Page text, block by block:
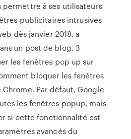
permettre à ses utilisateurs
publicitaires intrusives
dès janvier 2018, a
un post de blog. 3
les fenêtres pop up sur
bloquer les fenêtres
Par défaut, Google
les fenêtres popup, mais
si cette fonctionnalité est
avancés du